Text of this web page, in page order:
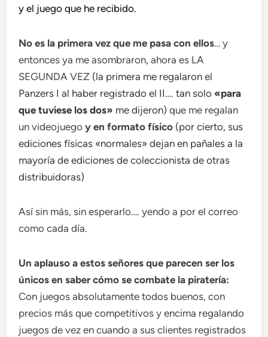
y el juego que he recibido.
No es la primera vez que me pasa con ellos… y
entonces ya me asombraron, ahora es LA
SEGUNDA VEZ (la primera me regalaron el
Panzers I al haber registrado el II…. tan solo «para
que tuviese los dos» me dijeron) que me regalan
un videojuegoy en formato físico (por cierto, sus
ediciones físicas «normales» dejan en pañales a la
mayoría de ediciones de coleccionista de otras
distribuidoras)
Así sin más, sin esperarlo…. yendo a por el correo
como cada día.
Un aplauso a estos señores que parecen ser los
únicos en saber cómo se combate la piratería:
Con juegos absolutamente todos buenos, con
precios más que competitivos y encima regalando
juegos de vez en cuando a sus clientes registrados